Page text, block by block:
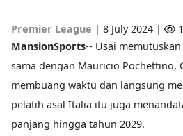
Premier League | 8 July 2024 |
MansionSports-- Usai
sama dengan Mauricio Pochettino,
membuang waktu dan langsung
pelatih asal Italia itu juga
panjang hingga tahun 2029.